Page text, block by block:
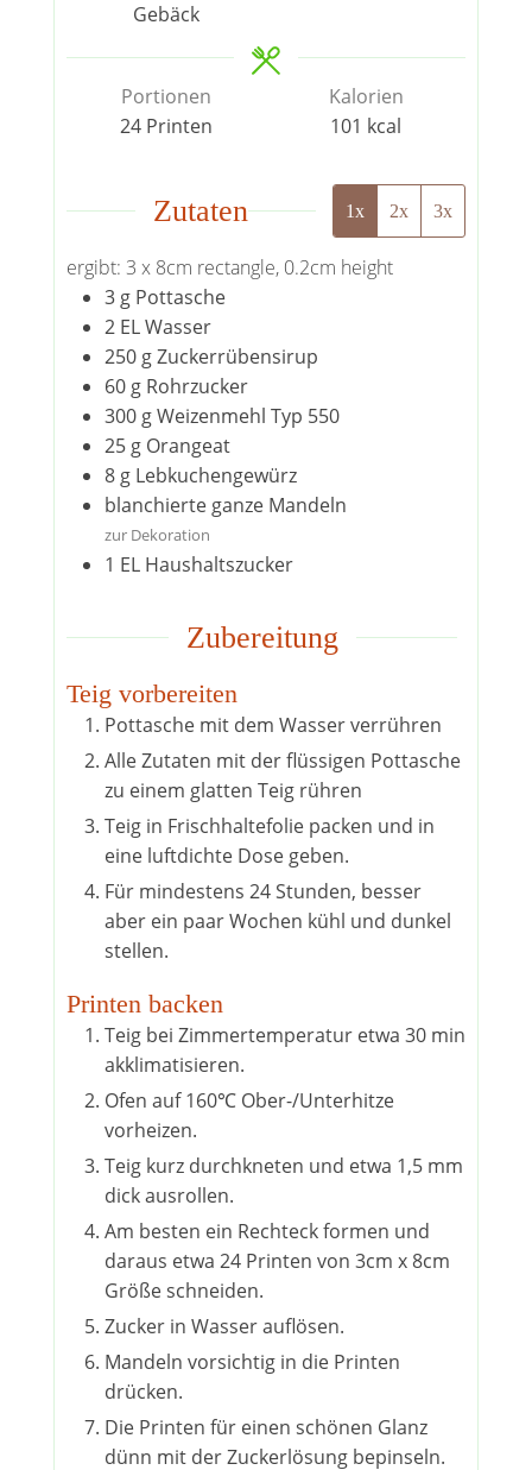
Gebäck
Portionen
24 Printen
Kalorien
101 kcal
Zutaten 1x 2x 3x
ergibt: 3 x 8cm rectangle, 0.2cm height
3 g Pottasche
2 ELWasser
250 gZuckerrübensirup
60 g Rohrzucker
300 gWeizenmehl Typ 550
25 g Orangeat
8 g Lebkuchengewürz
blanchierte ganze Mandeln
zur Dekoration
1 EL Haushaltszucker
Zubereitung
Teig vorbereiten
Pottasche mit dem Wasser verrühren
Alle Zutaten mit der flüssigen Pottasche
zu einem glatten Teig rühren
Teig in Frischhaltefolie packen und in
eine luftdichte Dose geben.
Für mindestens 24 Stunden, besser
aber ein paar Wochen kühl und dunkel
stellen.
Printen backen
Teig bei Zimmertemperatur etwa 30 min
akklimatisieren.
Ofen auf 160℃ Ober-/Unterhitze
vorheizen.
Teig kurz durchkneten und etwa 1,5 mm
dick ausrollen.
Am besten ein Rechteck formen und
daraus etwa 24 Printen von 3cm x 8cm
Größe schneiden.
Zucker in Wasser auflösen.
Mandeln vorsichtig in die Printen
drücken.
Die Printen für einen schönen Glanz
dünn mit der Zuckerlösung bepinseln.